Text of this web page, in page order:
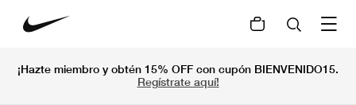
¡Hazte miembro y obtén 15% OFF con cupón BIENVENIDO15.
Regístrate aquí!